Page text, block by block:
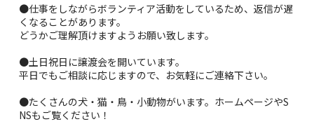
●仕事をしながらボランティア活動をしているため、返信が遅
くなることがあります。
どうかご理解頂けますようお願い致します。
●土日祝日に譲渡会を開いています。
平日でもご相談に応じますので、お気軽にご連絡下さい。
●たくさんの犬・猫・鳥・小動物がいます。ホームページやS
NSもご覧ください！